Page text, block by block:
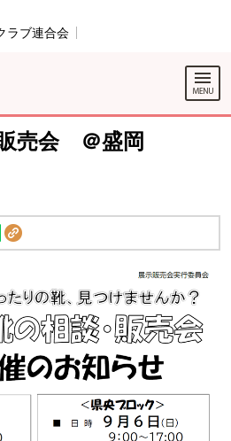
ラブ連合会
ーです。
ップする
で。
売会 ＠盛岡